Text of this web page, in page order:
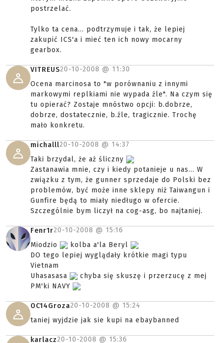
postrzelać.
Tylko ta cena... podtrzymuje i tak, że lepiej
zakupić ICS'a i mieć ten ich nowy mocarny
gearbox.
VITREUS20-10-2008 @ 11:30
Ocena marcinosa to "w porównaniu z innymi
markowymi replkiami nie wypada źle". Na czym się
tu opierać? Zostaje mnóstwo opcji: b.dobrze,
dobrze, dostatecznie, b.źle, tragicznie. Trochę
mało konkretu.
michalll20-10-2008 @ 14:37
Taki brzydal, że aż śliczny
Zastanawia mnie, czy i kiedy potanieje u nas... W
związku z tym, że gunner sprzedaje do Polski bez
problemów, być może inne sklepy niż Taiwangun i
Gunfire będą to miały niedługo w ofercie.
Szczególnie bym liczył na cog-asg, bo najtaniej.
Fenr1r20-10-2008 @ 15:16
Miodzio
kolba a'la Beryl
DO tego lepiej wyglądały krótkie magi typu
Vietnam
Uhasasasa
chyba się skuszę i przerzucę z mej
PM'ki NAVY
OC14Groza20-10-2008 @ 15:24
taniej wyjdzie jak sie kupi na ebaybanned
karlacz20-10-2008 @ 15:36